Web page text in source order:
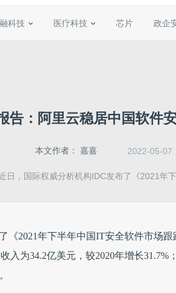
科技 医疗科技 芯片 政企
告：阿里云稳居中国软件
本文作者： 嘉嘉 2022-05-07
日，国际权威分析机构IDC发布了《2021年
《2021年下半年中国IT安全软件市场
入为34.2亿美元，较2020年增长31.7%